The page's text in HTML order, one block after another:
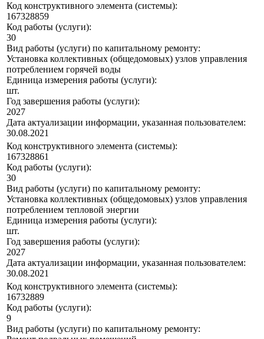
Код конструктивного элемента (системы):
167328859
Код работы (услуги):
30
Вид работы (услуги) по капитальному ремонту:
Установка коллективных (общедомовых) узлов управления
потреблением горячей воды
Единица измерения работы (услуги):
шт.
Год завершения работы (услуги):
2027
Дата актуализации информации, указанная пользователем:
30.08.2021
Код конструктивного элемента (системы):
167328861
Код работы (услуги):
30
Вид работы (услуги) по капитальному ремонту:
Установка коллективных (общедомовых) узлов управления
потреблением тепловой энергии
Единица измерения работы (услуги):
шт.
Год завершения работы (услуги):
2027
Дата актуализации информации, указанная пользователем:
30.08.2021
Код конструктивного элемента (системы):
16732889
Код работы (услуги):
9
Вид работы (услуги) по капитальному ремонту: